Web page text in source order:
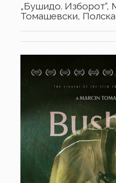
„Бушидо. Изборот“,
Томашевски,